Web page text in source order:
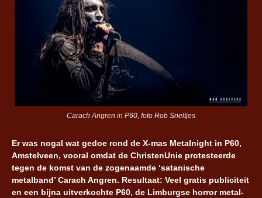
Carach Angren in P60, foto Rob Sneltjes
Er was nogal wat gedoe rond de X-mas Metalnight in P60,
Amstelveen, vooral omdat de ChristenUnie protesteerde
tegen de komst van de zogenaamde ‘satanische
metalband’ Carach Angren. Resultaat: Veel gratis publiciteit
en een bijna uitverkochte P60, de Limburgse horror metal-